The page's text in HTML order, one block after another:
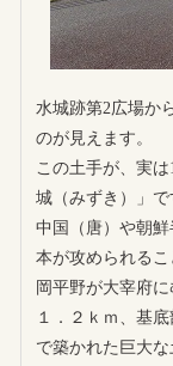
水城跡第2広場か
のが見えます。
この土手が、実
城（みずき）」で
中国（唐）や朝
本が攻められる
岡平野が大宰府
１．２ｋｍ、基
で築かれた巨大な